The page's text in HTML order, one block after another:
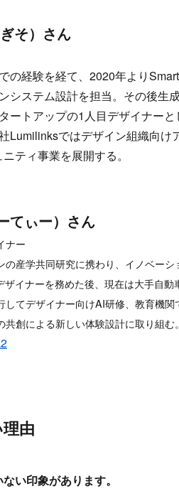
そ）さん
の経験を経て、2020年より
システム設計を担当。その後生
ートアップの1人目デザイナー
Lumilinksではデザイン組織向け
ティ事業を展開する。
てぃー）さん
ナー
の産学共同研究に携わり、イノベー
ザイナーを務めた後、現在は大手自
してデザイナー向けAI研修、教育機
創による新しい体験設計に取り組む。
由
い印象があります。